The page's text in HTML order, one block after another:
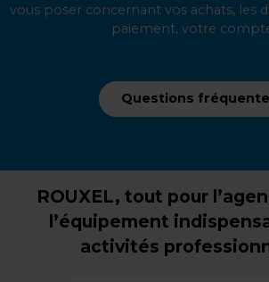
vous poser concernant vos achats, les
paiement, votre
Questions
ROUXEL, tout pour
l’équipement
activités